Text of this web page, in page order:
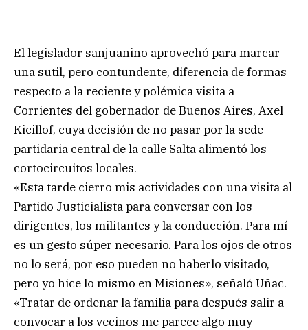
El legislador sanjuanino aprovechó para marcar
una sutil, pero contundente, diferencia de formas
respecto a la reciente y polémica visita a
Corrientes del gobernador de Buenos Aires, Axel
Kicillof, cuya decisión de no pasar por la sede
partidaria central de la calle Salta alimentó los
cortocircuitos locales.
«Esta tarde cierro mis actividades con una visita al
Partido Justicialista para conversar con los
dirigentes, los militantes y la conducción. Para mí
es un gesto súper necesario. Para los ojos de otros
no lo será, por eso pueden no haberlo visitado,
pero yo hice lo mismo en Misiones», señaló Uñac.
«Tratar de ordenar la familia para después salir a
convocar a los vecinos me parece algo muy